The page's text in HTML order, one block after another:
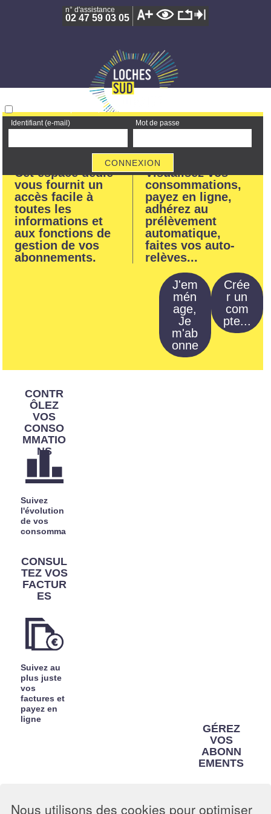
n° d'assistance
02 47 59 03 05
Mot de passe oublié !
identifiant (e-mail) mot de passe
Portail en ligne
Cet espace dédié
vous fournit un
accès facile à
toutes les
informations et
aux fonctions de
gestion de vos
abonnements.
Visualisez vos
consommations,
payez en ligne,
adhérez au
prélèvement
automatique,
faites vos auto-
relèves...
crée
r un
com
pte...
J'em
mén
age,
Je
m'ab
onne
CONTR
ÔLEZ
VOS
CONSO
MMATIO
NS
Suivez
l'évolution
de vos
consomma
des
économies
CONSUL
TEZ VOS
FACTUR
ES
Suivez au
plus juste
vos
factures et
payez en
ligne
GÉREZ
VOS
ABONN
EMENTS
Nous utilisons des cookies pour optimiser